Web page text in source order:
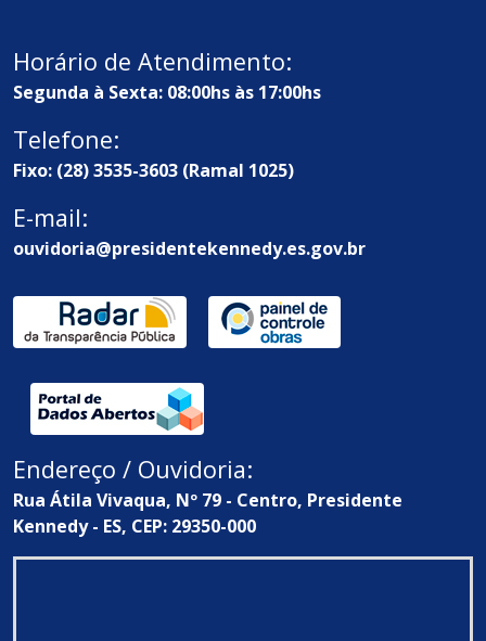
Horário de Atendimento:
Segunda à Sexta: 08:00hs às 17:00hs
Telefone:
Fixo: (28) 3535-3603 (Ramal 1025)
E-mail:
ouvidoria@presidentekennedy.es.gov.br
Endereço / Ouvidoria:
Rua Átila Vivaqua, Nº 79 - Centro, Presidente
Kennedy - ES, CEP: 29350-000